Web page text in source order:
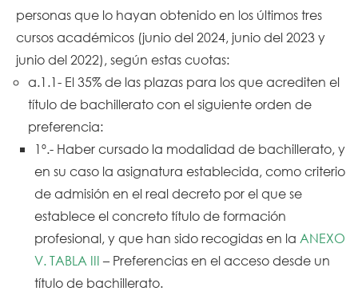
personas que lo hayan obtenido en los últimos tres
cursos académicos (junio del 2024, junio del 2023 y
junio del 2022), según estas cuotas:
a.1.1- El 35% de las plazas para los que acrediten el
título de bachillerato con el siguiente orden de
preferencia:
1º.- Haber cursado la modalidad de bachillerato, y
en su caso la asignatura establecida, como criterio
de admisión en el real decreto por el que se
establece el concreto título de formación
profesional, y que han sido recogidas en laANEXO
V. TABLA III – Preferencias en el acceso desde un
título de bachillerato.